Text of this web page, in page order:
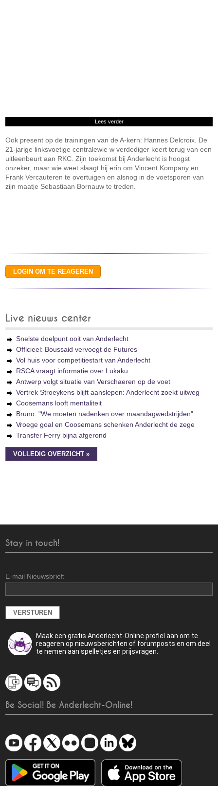
Lees verder
Ook present op de trainingen van de A-kern: Hannes Delcroix. De
21-jarige linksvoetige centralewie w verdediger keert terug van een
uitleenbeurt aan RKC. Zijn toekomst bij Anderlecht is hoogst
onzeker, maar wie weet slaagt hij erin om Vincent Kompany en
Frank Vercauteren te overtuigen en alsnog in de voetsporen van
zijn maatje Sebastiaan Bornauw te treden.
Live nieuws center
Snelste doelpunt ooit van Anderlecht
Officieel: Boussaid vervoegt de Futures
Vol huis voor competitiestart van Anderlecht
RSCA vraagt informatie over Lukaku
Antwerp volgt situatie van Verschaeren op de voet
Vertrek Stroeykens blijft aanslepen: Anderlecht zoekt uitweg
Coosemans looft mentaliteit
Bruno: "We moeten nadenken over maandagwedstrijden"
Vroege goal en Coosemans schenken Anderlecht de zege
Transfer Ferry bijna afgerond
VOLLEDIG OVERZICHT »
Stay in touch!
E-mail Nieuwsbrief:
Maak een gratis Anderlecht-Online profiel aan om te
reageren op nieuwsberichten of forumposts en om deel
te nemen aan spelletjes en prijsvragen.
Be Social! Be Anderlecht-Online!